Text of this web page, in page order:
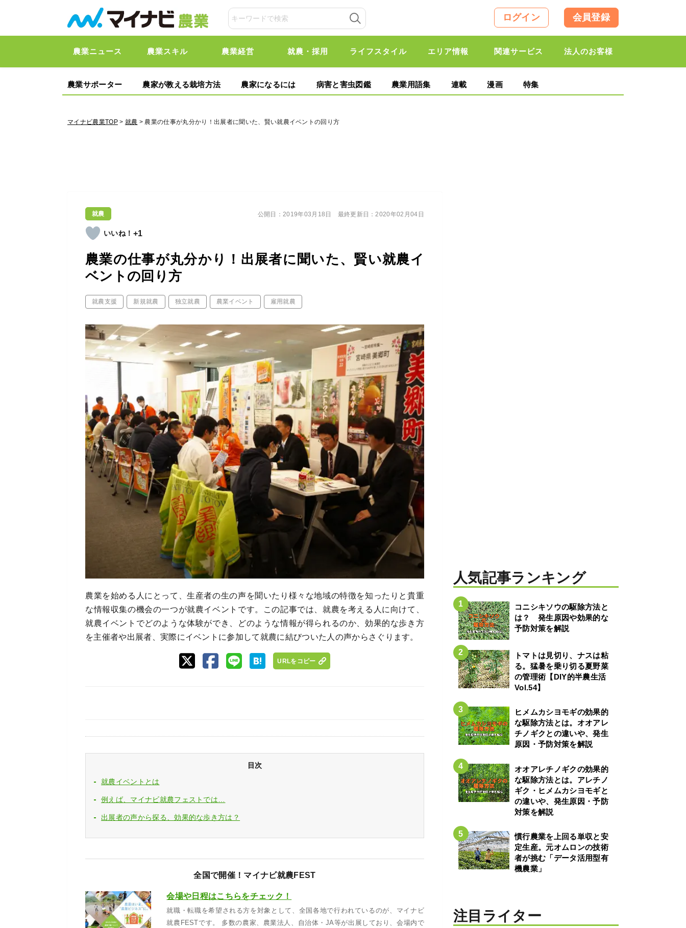
ログイン 会員登録
農業ニュース 農業スキル 農業経営 就農・採用 ライフスタイル エリア情報 関連サービス 法人のお客様
農業サポーター 農家が教える栽培方法 農家になるには 病害と害虫図鑑 農業用語集 連載 漫画 特集
マイナビ農業TOP> 就農 > 農業の仕事が丸分かり！出展者に聞いた、賢い就農イベントの回り方
就農
+1
農業の仕事が丸分かり！出展者に聞いた、賢い就農イ
ベントの回り方
就農支援 新規就農 独立就農 農業イベント 雇用就農
公開日：2019年03月18日 最終更新日：2020年02月04日
農業を始める人にとって、生産者の生の声を聞いたり様々な地域の特徴を知ったりと貴重
な情報収集の機会の一つが就農イベントです。この記事では、就農を考える人に向けて、
就農イベントでどのような体験ができ、どのような情報が得られるのか、効果的な歩き方
を主催者や出展者、実際にイベントに参加して就農に結びついた人の声からさぐります。
URLをコピー
目次
就農イベントとは
例えば、マイナビ就農フェストでは…
出展者の声から探る、効果的な歩き方は？
全国で開催！マイナビ就農FEST
会場や日程はこちらをチェック！
就職・転職を希望される方を対象として、全国各地で行われているのが、マイナビ
就農FESTです。 多数の農家、農業法人、自治体・JA等が出展しており、会場内で
人気記事ランキング
コニシキソウの駆除方法と
は？ 発生原因や効果的な
予防対策を解説
トマトは見切り、ナスは粘
る。猛暑を乗り切る夏野菜
の管理術【DIY的半農生活
Vol.54】
ヒメムカシヨモギの効果的
な駆除方法とは。オオアレ
チノギクとの違いや、発生
原因・予防対策を解説
オオアレチノギクの効果的
な駆除方法とは。アレチノ
ギク・ヒメムカシヨモギと
の違いや、発生原因・予防
対策を解説
慣行農業を上回る単収と安
定生産。元オムロンの技術
者が挑む「データ活用型有
機農業」
注目ライター